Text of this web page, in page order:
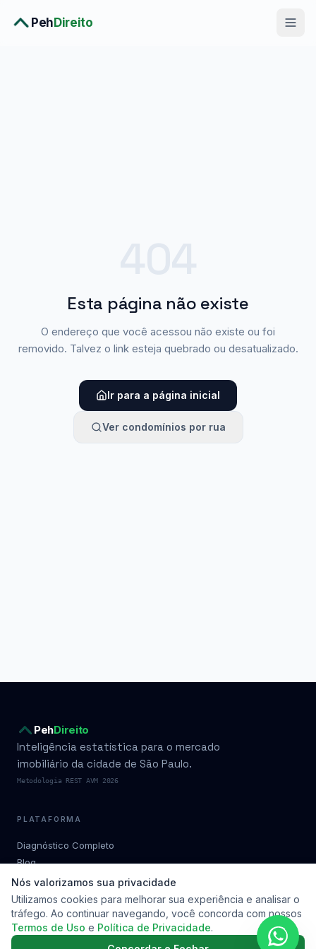
PehDireito
Esta página não existe
O endereço que você acessou não existe ou foi
removido. Talvez o link esteja quebrado ou desatualizado.
Ir para a página inicial
Ver condomínios por rua
PehDireito
Inteligência estatística para o mercado
imobiliário da cidade de São Paulo.
Metodologia REST AVM 2026
PLATAFORMA
Diagnóstico Completo
Blog
Condomínios por bairro
Planos
Metodologia
Soluções
Nós valorizamos sua privacidade
Utilizamos cookies para melhorar sua experiência e analisar o
tráfego. Ao continuar navegando, você concorda com nossos
Termos de Uso e Política de Privacidade.